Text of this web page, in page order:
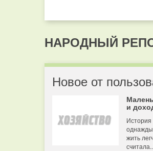
НАРОДНЫЙ
Новое от
и
однажды
жить